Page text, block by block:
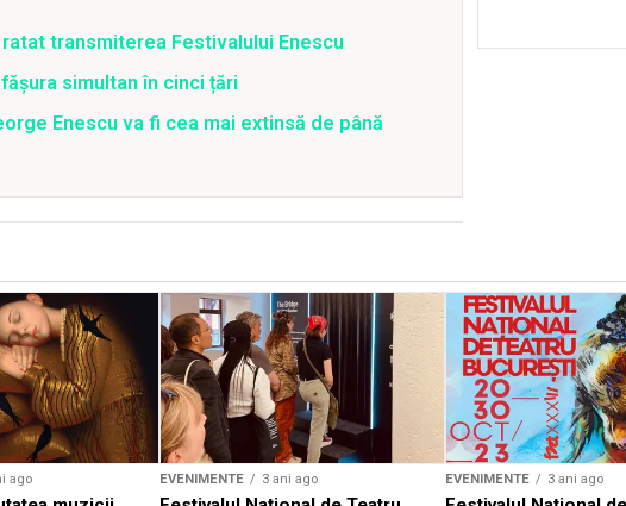
transmiterea Festivalului Enescu
simultan în cinci țări
Enescu va fi cea mai extinsă de până
ago EVENIMENTE 3 ani ago EVENIMENTE 3 ani ago